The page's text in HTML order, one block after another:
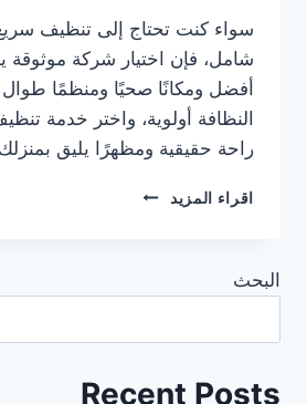
سواء كنت تحتاج إلى تنظيف
شامل، فإن اختيار شركة موثوقة
أفضل ومكانًا صحيًا ومنظمًا
النظافة أولوية، واختر خدمة
راحة حقيقية ومظهرًا يليق
اقراء المزيد
تنظيف
البحث
Recent Posts